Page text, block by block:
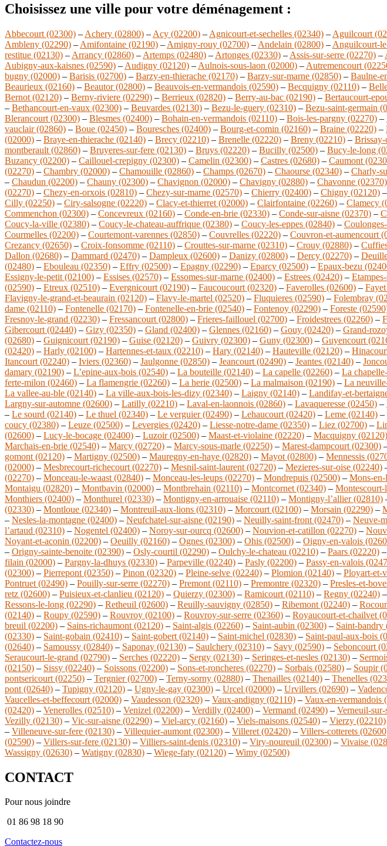
Choisissez une ville pour votre déménagement :
Abbecourt (02300) – Achery (02800) – Acy (02200) – Agnicourt-et-sechelles (02340) – Aguilcourt
Ambleny (02290) – Amifontaine (02190) – Amigny-rouy (02700) – Andelain (02800) – Anguilcourt-
restitue (02130) – Arrancy (02860) – Artemps (02480) – Artonges (02330) – Assis-sur-serre (02270) –
Aubigny-aux-kaisnes (02590) – Audigny (02120) – Aulnois-sous-laon (02000) – Autremencourt
bugny (02000) – Barisis (02700) – Barzy-en-thierache (02170) – Barzy-sur-marne (02850) – Baulne-
Beaurieux (02160) – Beautor (02800) – Beauvois-en-vermandois (02590) – Becquigny (02110) –
Bernot (02120) – Berny-riviere (02290) – Berrieux (02820) – Berry-au-bac (02190) – Bertaucourt-
– Bethancourt-en-vaux (02300) – Beuvardes (02130) – Bezu-le-guery (02310) – Bezu-saint-germain
Blerancourt (02300) – Blesmes (02400) – Bohain-en-vermandois (02110) – Bois-les-pargny (02270) –
vauclair (02860) – Boue (02450) – Bouresches (02400) – Bourg-et-comin (02160) – Braine (02220) –
(02000) – Braye-en-thierache (02140) – Brecy (02210) – Brenelle (02220) – Breny (02210) –
montberault (02860) – Bruyeres-sur-fere (02130) – Bruys (02220) – Bucilly (02500) – Bucy-le-long
Buzancy (02200) – Caillouel-crepigny (02300) – Camelin (02300) – Castres (02680) – Caumont
(02270) – Chambry (02000) – Chamouille (02860) – Champs (02670) – Chaourse (02340) – Charly-
– Chaudun (02200) – Chauny (02300) – Chavignon (02000) – Chavigny (02880) – Chavonne (02370)
(02270) – Chezy-en-orxois (02810) – Chezy-sur-marne (02570) – Chierry (02400) – Chigny (02120) –
Cilly (02250) – Ciry-salsogne (02220) – Clacy-et-thierret (02000) – Clairfontaine (02260) – Clamecy
Commenchon (02300) – Concevreux (02160) – Conde-en-brie (02330) – Conde-sur-aisne (02370) –
Coucy-la-ville (02380) – Coucy-le-chateau-auffrique (02380) – Coucy-les-eppes (02840) –
Courmelles (02200) – Courtemont-varennes (02850) – Couvrelles (02220) – Couvron-et-aumencourt
Crezancy (02650) – Croix-fonsomme (02110) – Crouttes-sur-marne (02310) – Crouy (02880) –
Dallon (02680) – Dammard (02470) – Dampleux (02600) – Danizy (02800) – Dercy (02270) –
(02480) – Ebouleau (02350) – Effry (02500) – Epagny (02290) – Eparcy (02500) – Epaux-bezu
Essigny-le-petit (02100) – Essises (02570) – Essomes-sur-marne (02400) – Estrees (02420) –
(02590) – Etreux (02510) – Evergnicourt (02190) – Faucoucourt (02320) – Faverolles (02600) –
Flavigny-le-grand-et-beaurain (02120) – Flavy-le-martel (02520) – Fluquieres (02590) – Folembray
dame (02110) – Fontenelle (02170) – Fontenelle-en-brie (02540) – Fontenoy (02290) – Foreste
Fresnoy-le-grand (02230) – Fressancourt (02800) – Frieres-faillouel (02700) – Froidestrees (02260) –
Gibercourt (02440) – Gizy (02350) – Gland (02400) – Glennes (02160) – Gouy (02420) – Grand-
(02680) – Guignicourt (02190) – Guise (02120) – Guivry (02300) – Guny (02300) – Guyencourt
(02420) – Harly (02100) – Hartennes-et-taux (02210) – Hary (02140) – Hauteville (02120) –
Itancourt (02240) – Iviers (02360) – Jaulgonne (02850) – Jeancourt (02490) – Jeantes (02140) –
damary (02190) – L’epine-aux-bois (02540) – La bouteille (02140) – La capelle (02260) – La
ferte-milon (02460) – La flamengrie (02260) – La herie (02500) – La malmaison (02190) – La
La vallee-au-ble (02140) – La ville-aux-bois-les-dizy (02340) – Laigny (02140) – Landifay-et-
Largny-sur-automne (02600) – Latilly (02210) – Laval-en-laonnois (02860) – Lavaqueresse (02450) –
– Le sourd (02140) – Le thuel (02340) – Le verguier (02490) – Lehaucourt (02420) – Leme (02140) –
coucy (02380) – Leuze (02500) – Levergies (02420) – Liesse-notre-dame (02350) – Liez (02700) –
(02600) – Lucy-le-bocage (02400) – Luzoir (02500) – Maast-et-violaine (02220) – Macquigny (02120)
Marchais-en-brie (02540) – Marcy (02720) – Marcy-sous-marle (02250) – Marest-dampcourt (02300)
gomont (02120) – Martigny (02500) – Mauregny-en-haye (02820) – Mayot (02800) – Mennessis
(02000) – Mesbrecourt-richecourt (02270) – Mesnil-saint-laurent (02720) – Mezieres-sur-oise (02240)
(02270) – Monceau-le-waast (02840) – Monceau-les-leups (02270) – Mondrepuis (02500) – Mons-
Montaigu (02820) – Montbavin (02000) – Montbrehain (02110) – Montcornet (02340) –
Monthiers (02400) – Monthurel (02330) – Montigny-en-arrouaise (02110) – Montigny-l’allier (02810)
(02330) – Montloue (02340) – Montreuil-aux-lions (02310) – Morcourt (02100) – Morsain (02290) –
– Nesles-la-montagne (02400) – Neufchatel-sur-aisne (02190) – Neuilly-saint-front (02470) – Neuve-
l’artaud (02310) – Nogentel (02400) – Noroy-sur-ourcq (02600) – Nouvion-et-catillon (02270) –
Noyant-et-aconin (02200) – Oeuilly (02160) – Ognes (02300) – Ohis (02500) – Oigny-en-valois
– Origny-sainte-benoite (02390) – Osly-courtil (02290) – Oulchy-le-chateau (02210) – Paars (02220) –
filain (02000) – Pargny-la-dhuys (02330) – Parpeville (02240) – Pasly (02200) – Passy-en-valois
(02300) – Pierrepont (02350) – Pinon (02320) – Pleine-selve (02240) – Plomion (02140) – Ployart-et-
Pontruet (02490) – Pouilly-sur-serre (02270) – Premont (02110) – Premontre (02320) – Presles-et-
retz (02600) – Puisieux-et-clanlieu (02120) – Quierzy (02300) – Ramicourt (02110) – Regny (02240) –
Ressons-le-long (02290) – Retheuil (02600) – Reuilly-sauvigny (02850) – Ribemont (02240) –
(02140) – Roupy (02590) – Rouvroy (02100) – Rouvroy-sur-serre (02360) – Royaucourt-et-chailvet
breuil (02200) – Sains-richaumont (02120) – Saint-algis (02260) – Saint-aubin (02300) – Saint-bandry
(02330) – Saint-gobain (02410) – Saint-gobert (02140) – Saint-michel (02830) – Saint-paul-aux-bois
(02640) – Samoussy (02840) – Saponay (02130) – Saulchery (02310) – Savy (02590) – Seboncourt
Seraucourt-le-grand (02790) – Serches (02220) – Sergy (02130) – Seringes-et-nesles (02130) –
(02150) – Sissy (02240) – Soissons (02200) – Sons-et-roncheres (02270) – Sorbais (02580) – Soupir
pontsericourt (02250) – Tergnier (02700) – Terny-sorny (02880) – Thenailles (02140) – Thenelles
pont (02640) – Tupigny (02120) – Ugny-le-gay (02300) – Urcel (02000) – Urvillers (02690) –
Vaucelles-et-beffecourt (02000) – Vaudesson (02320) – Vaux-andigny (02110) – Vaux-en-vermandois
(02420) – Venerolles (02510) – Venizel (02200) – Verdilly (02400) – Vermand (02490) – Verneuil-
Vezilly (02130) – Vic-sur-aisne (02290) – Viel-arcy (02160) – Viels-maisons (02540) – Vierzy (02210)
– Villeneuve-sur-fere (02130) – Villequier-aumont (02300) – Villeret (02420) – Villers-cotterets
(02590) – Villers-sur-fere (02130) – Villiers-saint-denis (02310) – Viry-noureuil (02300) – Vivaise
Wassigny (02630) – Watigny (02830) – Wiege-faty (02120) – Wimy (02500)
CONTACT
Pour nous joindre
01 86 98 18 90
Contactez-nous